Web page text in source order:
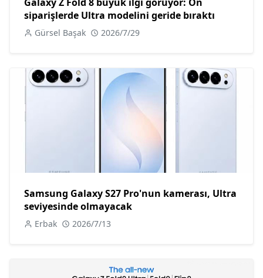
siparişlerde Ultra modelini geride bıraktı
Gürsel Başak 2026/7/29
Samsung Galaxy S27 Pro'nun kamerası, Ultra
seviyesinde olmayacak
Erbak 2026/7/13